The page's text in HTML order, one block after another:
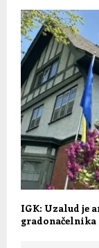
IGK: Uzalud je